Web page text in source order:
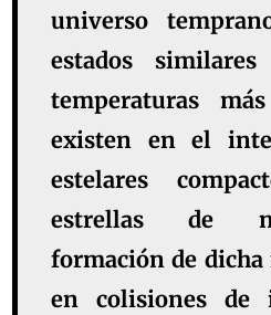
universo
estados
temperaturas
existen en el
estelares
estrellas de
formación de dicha
en colisiones de